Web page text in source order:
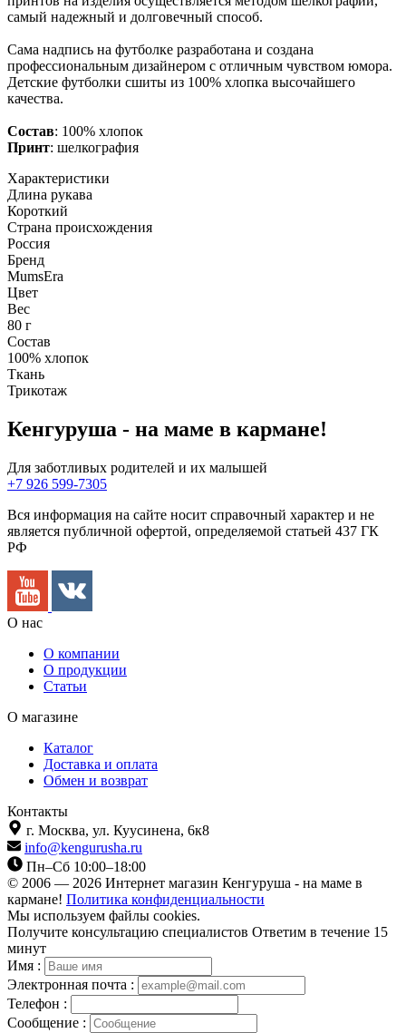
самый надежный и долговечный способ.
Сама надпись на футболке разработана и создана
профессиональным дизайнером с отличным чувством юмора.
Детские футболки сшиты из 100% хлопка высочайшего
качества.
Состав: 100% хлопок
Принт: шелкография
Характеристики
Длина рукава
Короткий
Страна происхождения
Россия
Бренд
MumsEra
Цвет
Вес
80 г
Состав
100% хлопок
Ткань
Трикотаж
Кенгуруша - на маме в кармане!
Для заботливых родителей и их малышей
+7 926 599-7305
Вся информация на сайте носит справочный характер и не
является публичной офертой, определяемой статьей 437 ГК
РФ
О нас
О компании
О продукции
Статьи
О магазине
Каталог
Доставка и оплата
Обмен и возврат
Контакты
г. Москва, ул. Куусинена, 6к8
info@kengurusha.ru
Пн–Сб 10:00–18:00
© 2006 — 2026 Интернет магазин Кенгуруша - на маме в
кармане! Политика конфиденциальности
Мы используем файлы cookies.
Получите консультацию специалистов Ответим в течение 15
минут
Имя :
Электронная почта :
Телефон :
Сообщение :